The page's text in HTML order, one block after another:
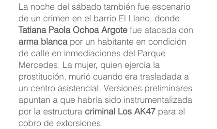
La noche del sábado también fue escenario
de un crimen en el barrio El Llano, donde
Tatiana Paola Ochoa Argote fue atacada con
arma blanca por un habitante en condición
de calle en inmediaciones del Parque
Mercedes. La mujer, quien ejercía la
prostitución, murió cuando era trasladada a
un centro asistencial. Versiones preliminares
apuntan a que habría sido instrumentalizada
por la estructura criminal Los AK47 para el
cobro de extorsiones.